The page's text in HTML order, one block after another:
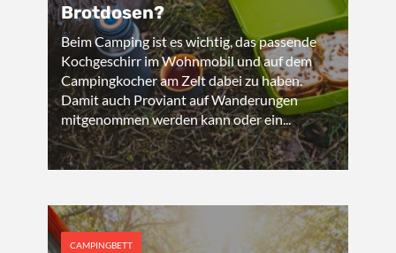
Brotdosen?
Beim Camping ist es wichtig, das passende
Kochgeschirr im Wohnmobil und auf dem
Campingkocher am Zelt dabei zu haben.
Damit auch Proviant auf Wanderungen
mitgenommen werden kann oder ein...
CAMPINGBETT